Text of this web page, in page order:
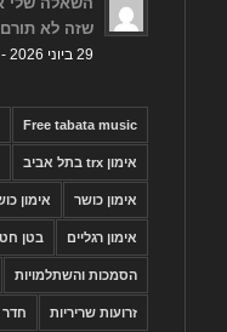
שזה לא
29 ביוני 2026 - 6:16 PM על ידי Meital Zvy
Free tabata music
אימון trx בתל אביב
אימון כושר אימון
אימון רגליים בטן
הסמכות והשתלמויות
זרועות שריריות חדר